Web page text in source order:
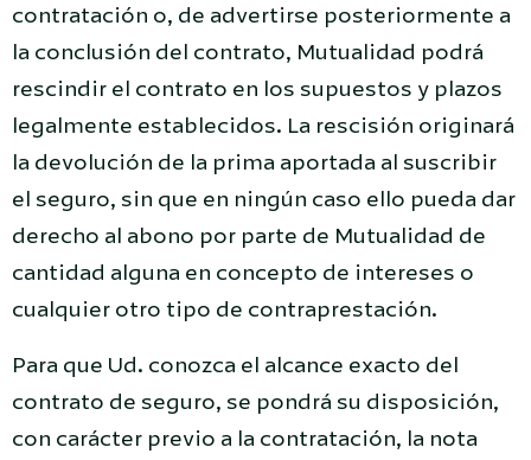
contratación o, de advertirse posteriormente a
la conclusión del contrato, Mutualidad podrá
rescindir el contrato en los supuestos y plazos
legalmente establecidos. La rescisión originará
la devolución de la prima aportada al suscribir
el seguro, sin que en ningún caso ello pueda dar
derecho al abono por parte de Mutualidad de
cantidad alguna en concepto de intereses o
cualquier otro tipo de contraprestación.
Para que Ud. conozca el alcance exacto del
contrato de seguro, se pondrá su disposición,
con carácter previo a la contratación, la nota